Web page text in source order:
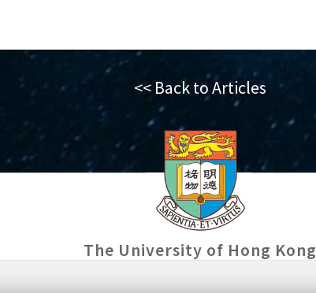
<< Back to Articles
The University of Hong Kong